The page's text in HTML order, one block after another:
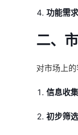
功能需求
二、
对市场上
信息收集
初步筛选